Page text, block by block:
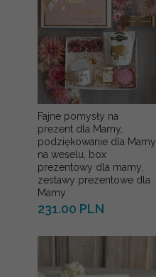
Fajne pomysły na
prezent dla Mamy,
podziękowanie dla Mamy
na weselu, box
prezentowy dla mamy,
zestawy prezentowe dla
Mamy
231.00 PLN